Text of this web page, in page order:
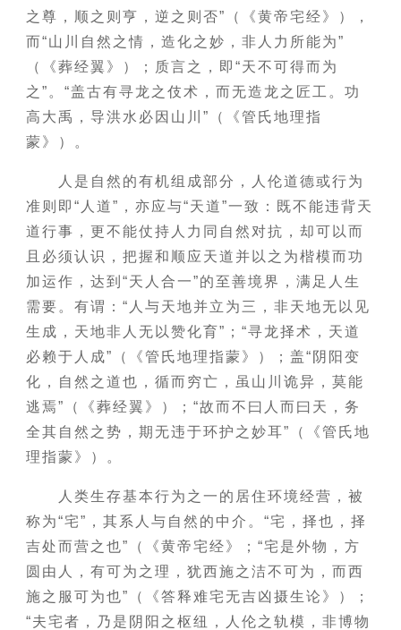
之尊，顺之则亨，逆之则否”（《黄帝宅经》），
而“山川自然之情，造化之妙，非人力所能为”
（《葬经翼》）；质言之，即“天不可得而为
之”。“盖古有寻龙之伎术，而无造龙之匠工。功
高大禹，导洪水必因山川”（《管氏地理指
蒙》）。
人是自然的有机组成部分，人伦道德或行为
准则即“人道”，亦应与“天道”一致：既不能违背天
道行事，更不能仗持人力同自然对抗，却可以而
且必须认识，把握和顺应天道并以之为楷模而功
加运作，达到“天人合一”的至善境界，满足人生
需要。有谓：“人与天地并立为三，非天地无以见
生成，天地非人无以赞化育”；“寻龙择术，天道
必赖于人成”（《管氏地理指蒙》）；盖“阴阳变
化，自然之道也，循而穷亡，虽山川诡异，莫能
逃焉”（《葬经翼》）；“故而不曰人而曰天，务
全其自然之势，期无违于环护之妙耳”（《管氏地
理指蒙》）。
人类生存基本行为之一的居住环境经营，被
称为“宅”，其系人与自然的中介。“宅，择也，择
吉处而营之也”（《黄帝宅经》；“宅是外物，方
圆由人，有可为之理，犹西施之洁不可为，而西
施之服可为也”（《答释难宅无吉凶摄生论》）；
“夫宅者，乃是阴阳之枢纽，人伦之轨模，非博物